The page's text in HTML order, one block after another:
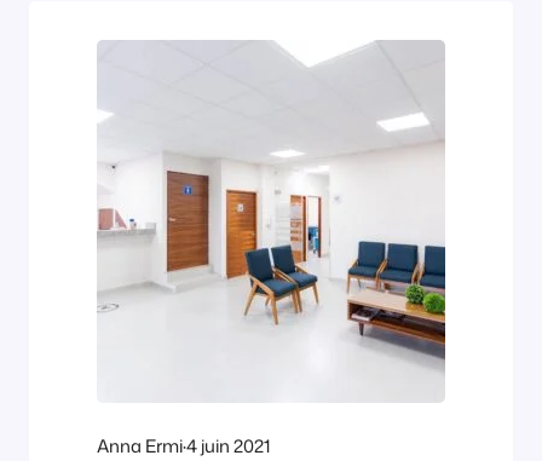
Anna Ermi·4 juin 2021